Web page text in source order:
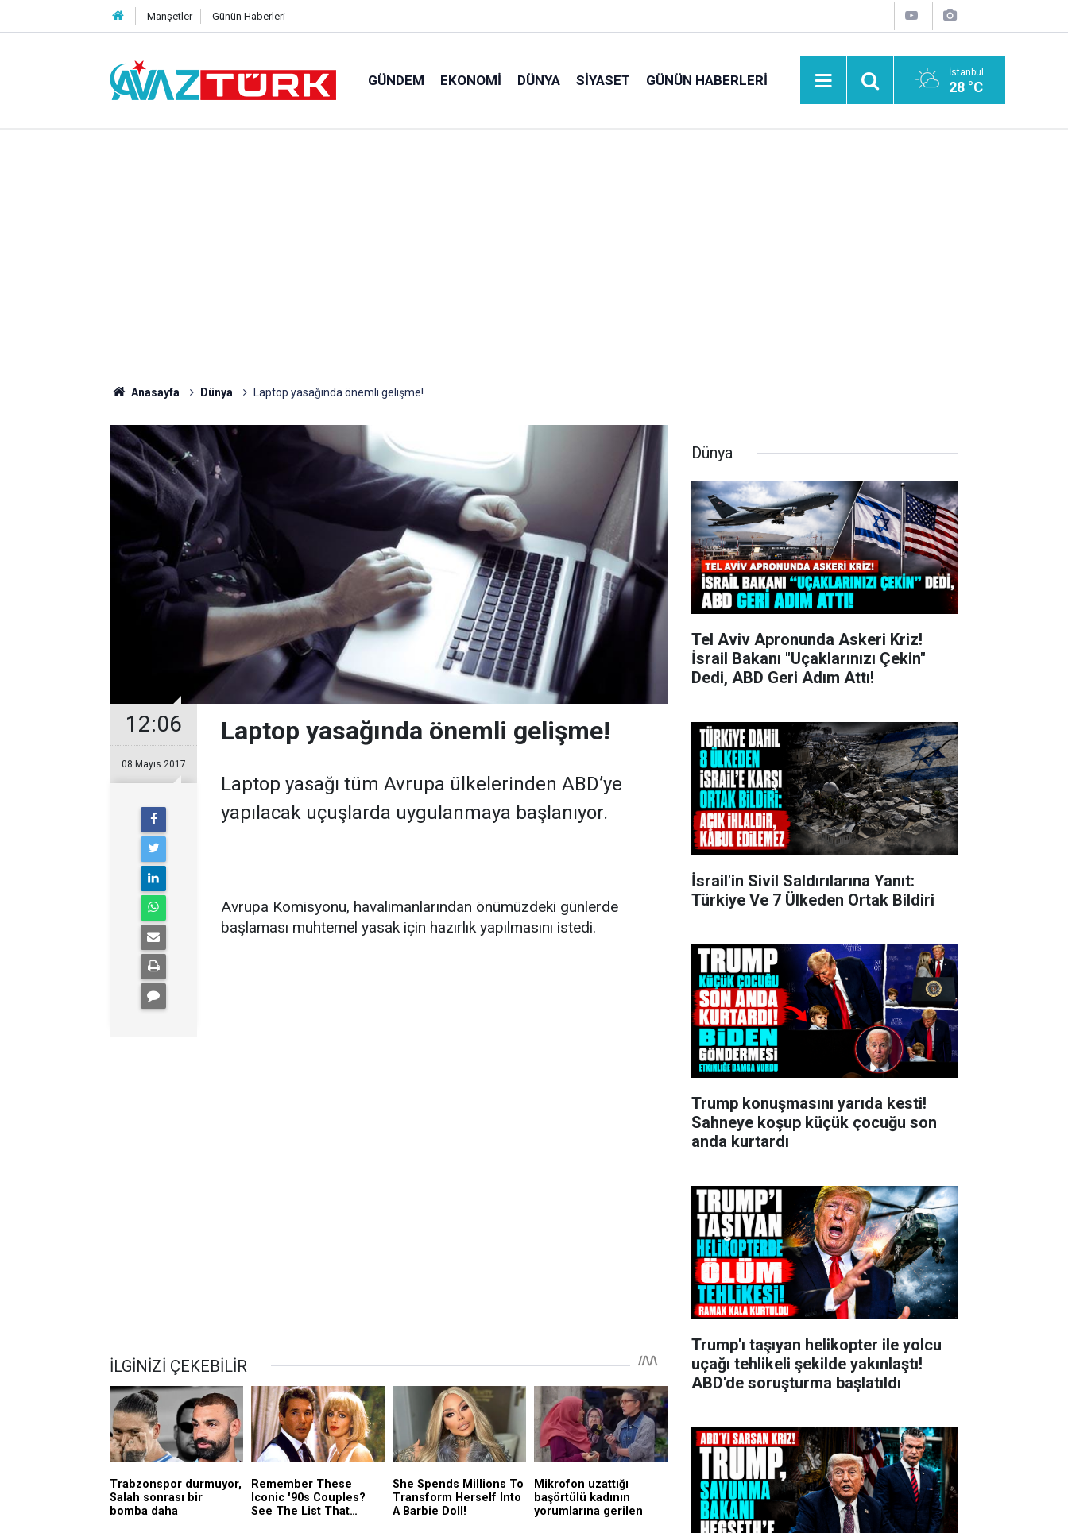
Manşetler Günün Haberleri
GÜNDEM EKONOMI DÜNYA SIYASET GÜNÜN HABERLERI İstanbul
28 °C
Anasayfa Dünya Laptop yasağında önemli gelişme!
12:06
08 Mayıs 2017
Laptop yasağında önemli gelişme!
Laptop yasağı tüm Avrupa ülkelerinden ABD’ye
yapılacak uçuşlarda uygulanmaya başlanıyor.
Avrupa Komisyonu, havalimanlarından önümüzdeki günlerde
başlaması muhtemel yasak için hazırlık yapılmasını istedi.
Dünya
Tel Aviv Apronunda Askeri Kriz!
İsrail Bakanı "Uçaklarınızı Çekin"
Dedi, ABD Geri Adım Attı!
İsrail'in Sivil Saldırılarına Yanıt:
Türkiye Ve 7 Ülkeden Ortak Bildiri
Trump konuşmasını yarıda kesti!
Sahneye koşup küçük çocuğu son
anda kurtardı
Trump'ı taşıyan helikopter ile yolcu
uçağı tehlikeli şekilde yakınlaştı!
ABD'de soruşturma başlatıldı